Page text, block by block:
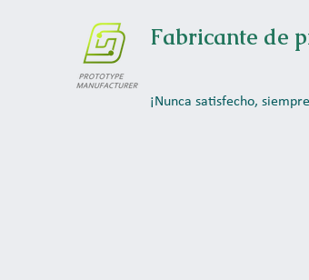
Fabricante de
¡Nunca satisfecho,